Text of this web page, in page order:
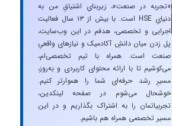
«تجربه در صنعت»، زیربنایِ اشتیاقِ من به
دنیایِ HSE است. با بیش از ۱۳ سال فعالیت
اجرایی و تخصصی، هدفم در این وب‌سایت،
پل زدن میان دانشِ آکادمیک و نیازهای واقعیِ
صنعت است. همراه با تیم تخصصی‌ام،
می‌کوشیم تا با ارائه محتوای کاربردی و به‌روز،
مسیرِ رشد حرفه‌ای شما را هموارتر کنیم.
خوشحال می‌شوم در صفحه لینکدین،
تجربیاتمان را به اشتراک بگذاریم و در این
مسیر تخصصی همراه هم باشیم.